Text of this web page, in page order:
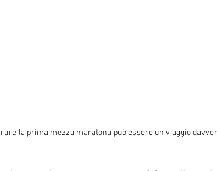
la prima mezza maratona può essere un viaggio